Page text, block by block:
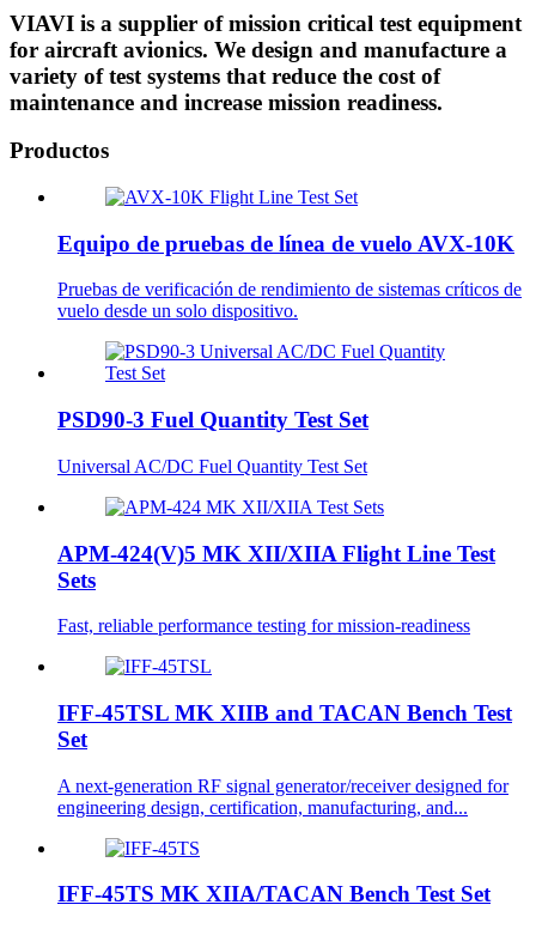
VIAVI is a supplier of mission critical test equipment
for aircraft avionics. We design and manufacture a
variety of test systems that reduce the cost of
maintenance and increase mission readiness.
Productos
Equipo de pruebas de línea de vuelo AVX-10K
Pruebas de verificación de rendimiento de sistemas críticos de
vuelo desde un solo dispositivo.
PSD90-3 Fuel Quantity Test Set
Universal AC/DC Fuel Quantity Test Set
APM-424(V)5 MK XII/XIIA Flight Line Test
Sets
Fast, reliable performance testing for mission-readiness
IFF-45TSL MK XIIB and TACAN Bench Test
Set
A next-generation RF signal generator/receiver designed for
engineering design, certification, manufacturing, and...
IFF-45TS MK XIIA/TACAN Bench Test Set